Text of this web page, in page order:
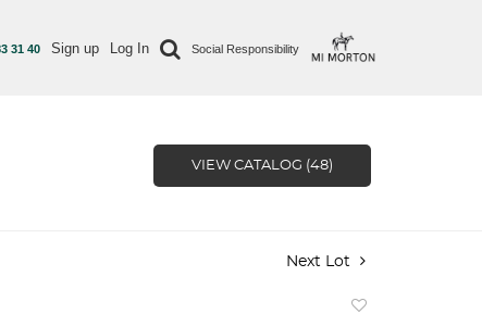
31 40 Sign up Log In Social Responsibility
VIEW CATALOG (48)
Next Lot